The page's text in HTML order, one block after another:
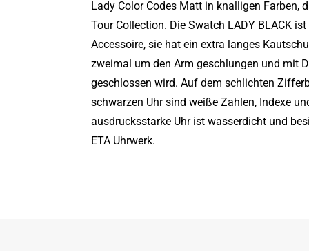
Lady Color Codes Matt in knalligen Farben,
Tour Collection. Die Swatch LADY BLACK
Accessoire, sie hat ein extra langes
zweimal um den Arm geschlungen und mit
geschlossen wird. Auf dem schlichten
schwarzen Uhr sind weiße Zahlen, Indexe
ausdrucksstarke Uhr ist wasserdicht und
ETA Uhrwerk.